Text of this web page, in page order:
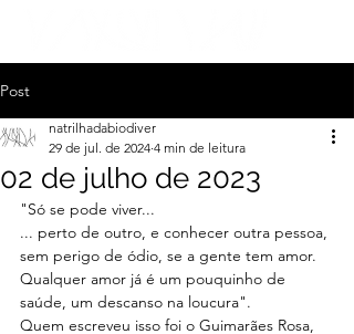
Post
02 de julho de 2023
natrilhadabiodiver
29 de jul. de 2024 4 min de leitura
"Só se pode viver...
... perto de outro, e conhecer outra pessoa,
sem perigo de ódio, se a gente tem amor.
Qualquer amor já é um pouquinho de
saúde, um descanso na loucura".
Quem escreveu isso foi o Guimarães Rosa,